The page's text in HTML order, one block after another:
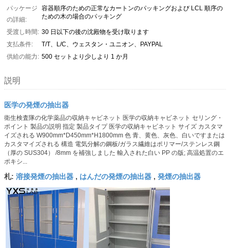
パッケージ
の詳細:
容器順序のための正常なカートンのパッキングおよび LCL 順序の
ための木の場合のパッキング
受渡し時間: 30 日以下の後の沈殿物を受け取ります
支払条件:
T/T、L/C、ウェスタン・ユニオン、PAYPAL
供給の能力: 500 セットより少しより 1 か月
説明
医学の発煙の抽出器
衛生検査隊の化学薬品の収納キャビネット 医学の収納キャビネット セリング・
ポイント 製品の説明 指定 製品タイプ 医学の収納キャビネット サイズ カスタマ
イズされる W900mm*D450mm*H1800mm 色 青、黄色、灰色、白いですまたは
カスタマイズされる 構造 電気分解の鋼板/ガラス繊維はポリマー/ステンレス鋼
（厚の SUS304） /8mm を補強しました 輸入された白い PP の版; 高温処置のエ
ポキシ...
札: 溶接発煙の抽出器 , はんだの発煙の抽出器 , 発煙の抽出器